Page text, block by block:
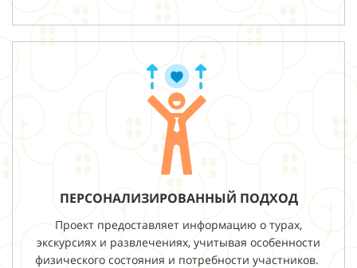
ПЕРСОНАЛИЗИРОВАННЫЙ ПОДХОД
Проект предоставляет информацию о турах,
экскурсиях и развлечениях, учитывая особенности
физического состояния и потребности участников.